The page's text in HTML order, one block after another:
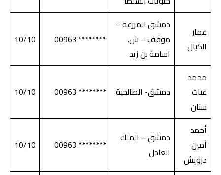
عمار
الكيال
دمشق المزرعة –
موقف – ش.
اسامة بن زيد
******** 00963
10/10
محمد
غياث
سنان
دمشق- الصالحية ******** 00963
10/10
أحمد
أمين
درويش
دمشق – الملك
العادل
******** 00963
10/10